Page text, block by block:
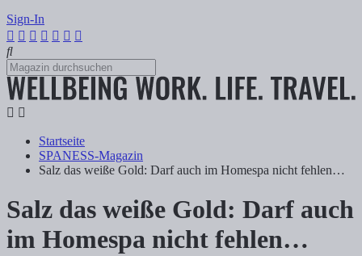
Sign-In
Startseite
SPANESS-Magazin
Salz das weiße Gold: Darf auch im Homespa nicht fehlen…
Salz das weiße Gold: Darf auch im
Salz das weiße Gold: Darf auch
im Homespa nicht fehlen…